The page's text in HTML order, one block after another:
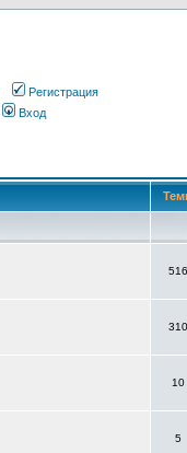
Регистрация
Вход
516
310
10
5